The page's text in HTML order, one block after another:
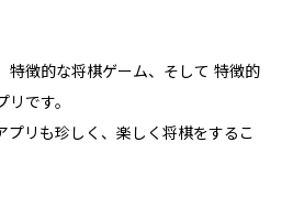
特徴的な将棋ゲーム、そして 特徴的
です。
プリも珍しく、楽しく将棋をするこ